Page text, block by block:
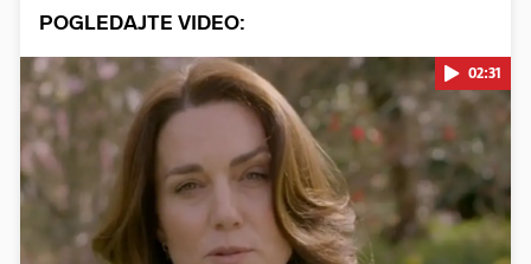
POGLEDAJTE VIDEO:
Pokretanje videa...
02:31